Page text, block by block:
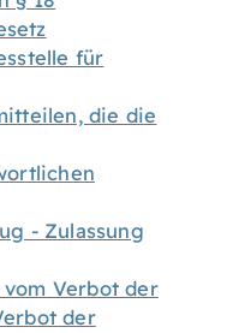
für
die die
- Zulassung
Verbot der
der